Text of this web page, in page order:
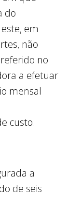
do
em
não
no
a efetuar
mensal
custo.
a
de seis